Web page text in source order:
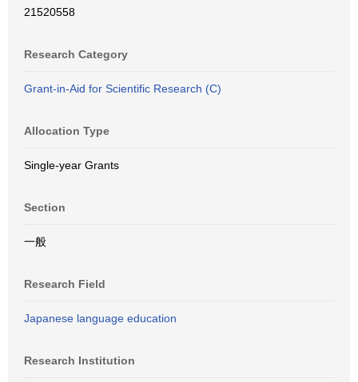
21520558
Research Category
Grant-in-Aid for Scientific Research (C)
Allocation Type
Single-year Grants
Section
一般
Research Field
Japanese language education
Research Institution